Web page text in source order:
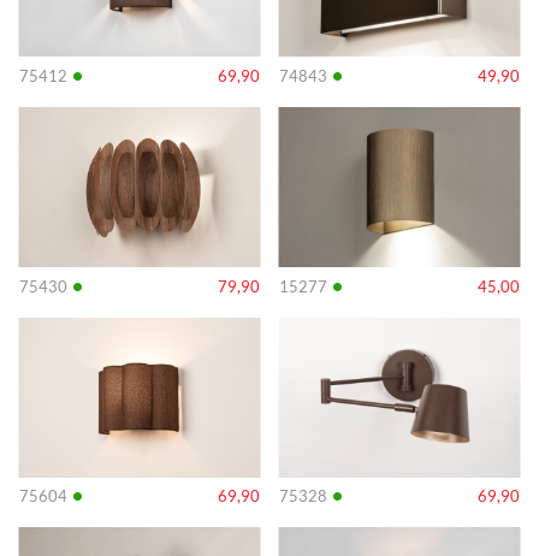
75412 • 69,90 74843 • 49,90
75430 • 79,90
Info
15277 • 45,00
Info
75604 • 69,90
Info
75328 • 69,90
Info Info